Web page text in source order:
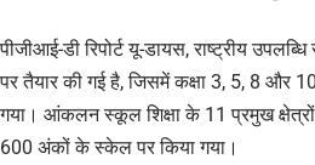
पीजीआई-डी रिपोर्ट यू-डायस, राष्ट्रीय
पर तैयार की गई है, जिसमें कक्षा 3, 5, 8 और 10
गया। आंकलन स्कूल शिक्षा के 11 प्रमुख
600 अंकों के स्केल पर किया गया।